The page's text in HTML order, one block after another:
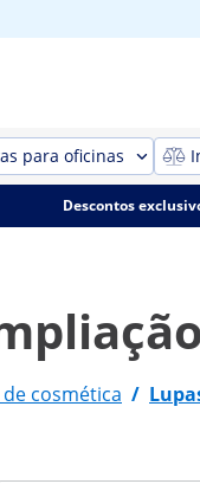
para oficinas
Descontos
cosmética /